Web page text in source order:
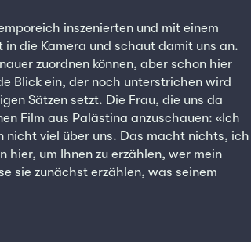
inszenierten und mit einem
die Kamera und schaut damit uns an.
zuordnen können, aber schon hier
Blick ein, der noch unterstrichen wird
Sätzen setzt. Die Frau, die uns da
Film aus Palästina anzuschauen: «Ich
nicht viel über uns. Das macht nichts, ich
hier, um Ihnen zu erzählen, wer mein
sie zunächst erzählen, was seinem